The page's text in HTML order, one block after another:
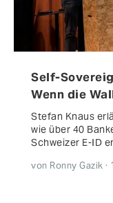
Self-
Wenn die
Stefan Knaus
wie über 40
Schweizer E-ID
von Ronny Gazik